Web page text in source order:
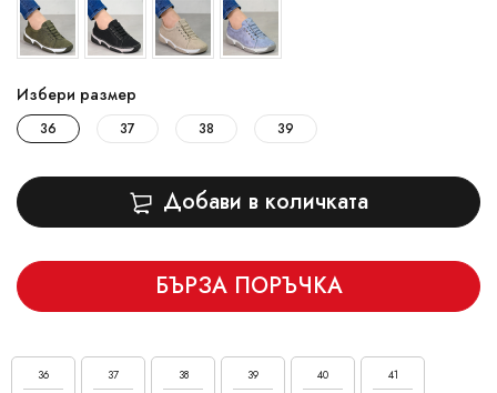
Избери размер
36 37 38 39
Добави в количката
БЪРЗА ПОРЪЧКА
36
37
38
39
40
41